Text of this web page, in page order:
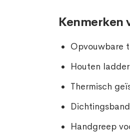
Kenmerken
Opvouwbare
Houten
Thermisch
Handgreep